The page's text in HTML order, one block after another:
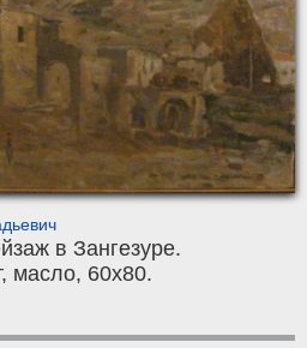
в Зангезуре.
, масло, 60x80.